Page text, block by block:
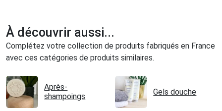
À découvrir aussi...
Complétez votre collection de produits fabriqués en France
avec ces catégories de produits similaires.
Après-
shampoings
Gels douche